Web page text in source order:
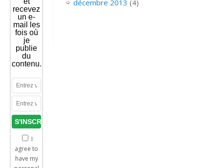
recevez
un e-
mail les
fois où
je
publie
du
contenu.
I
agree to
have my
décembre 2013 (4)